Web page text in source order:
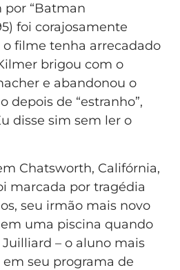
por “Batman
foi corajosamente
filme tenha arrecadado
brigou com o
e abandonou o
depois de “estranho”,
disse sim sem ler o
Chatsworth, Califórnia,
marcada por tragédia
seu irmão mais novo
uma piscina quando
– o aluno mais
seu programa de